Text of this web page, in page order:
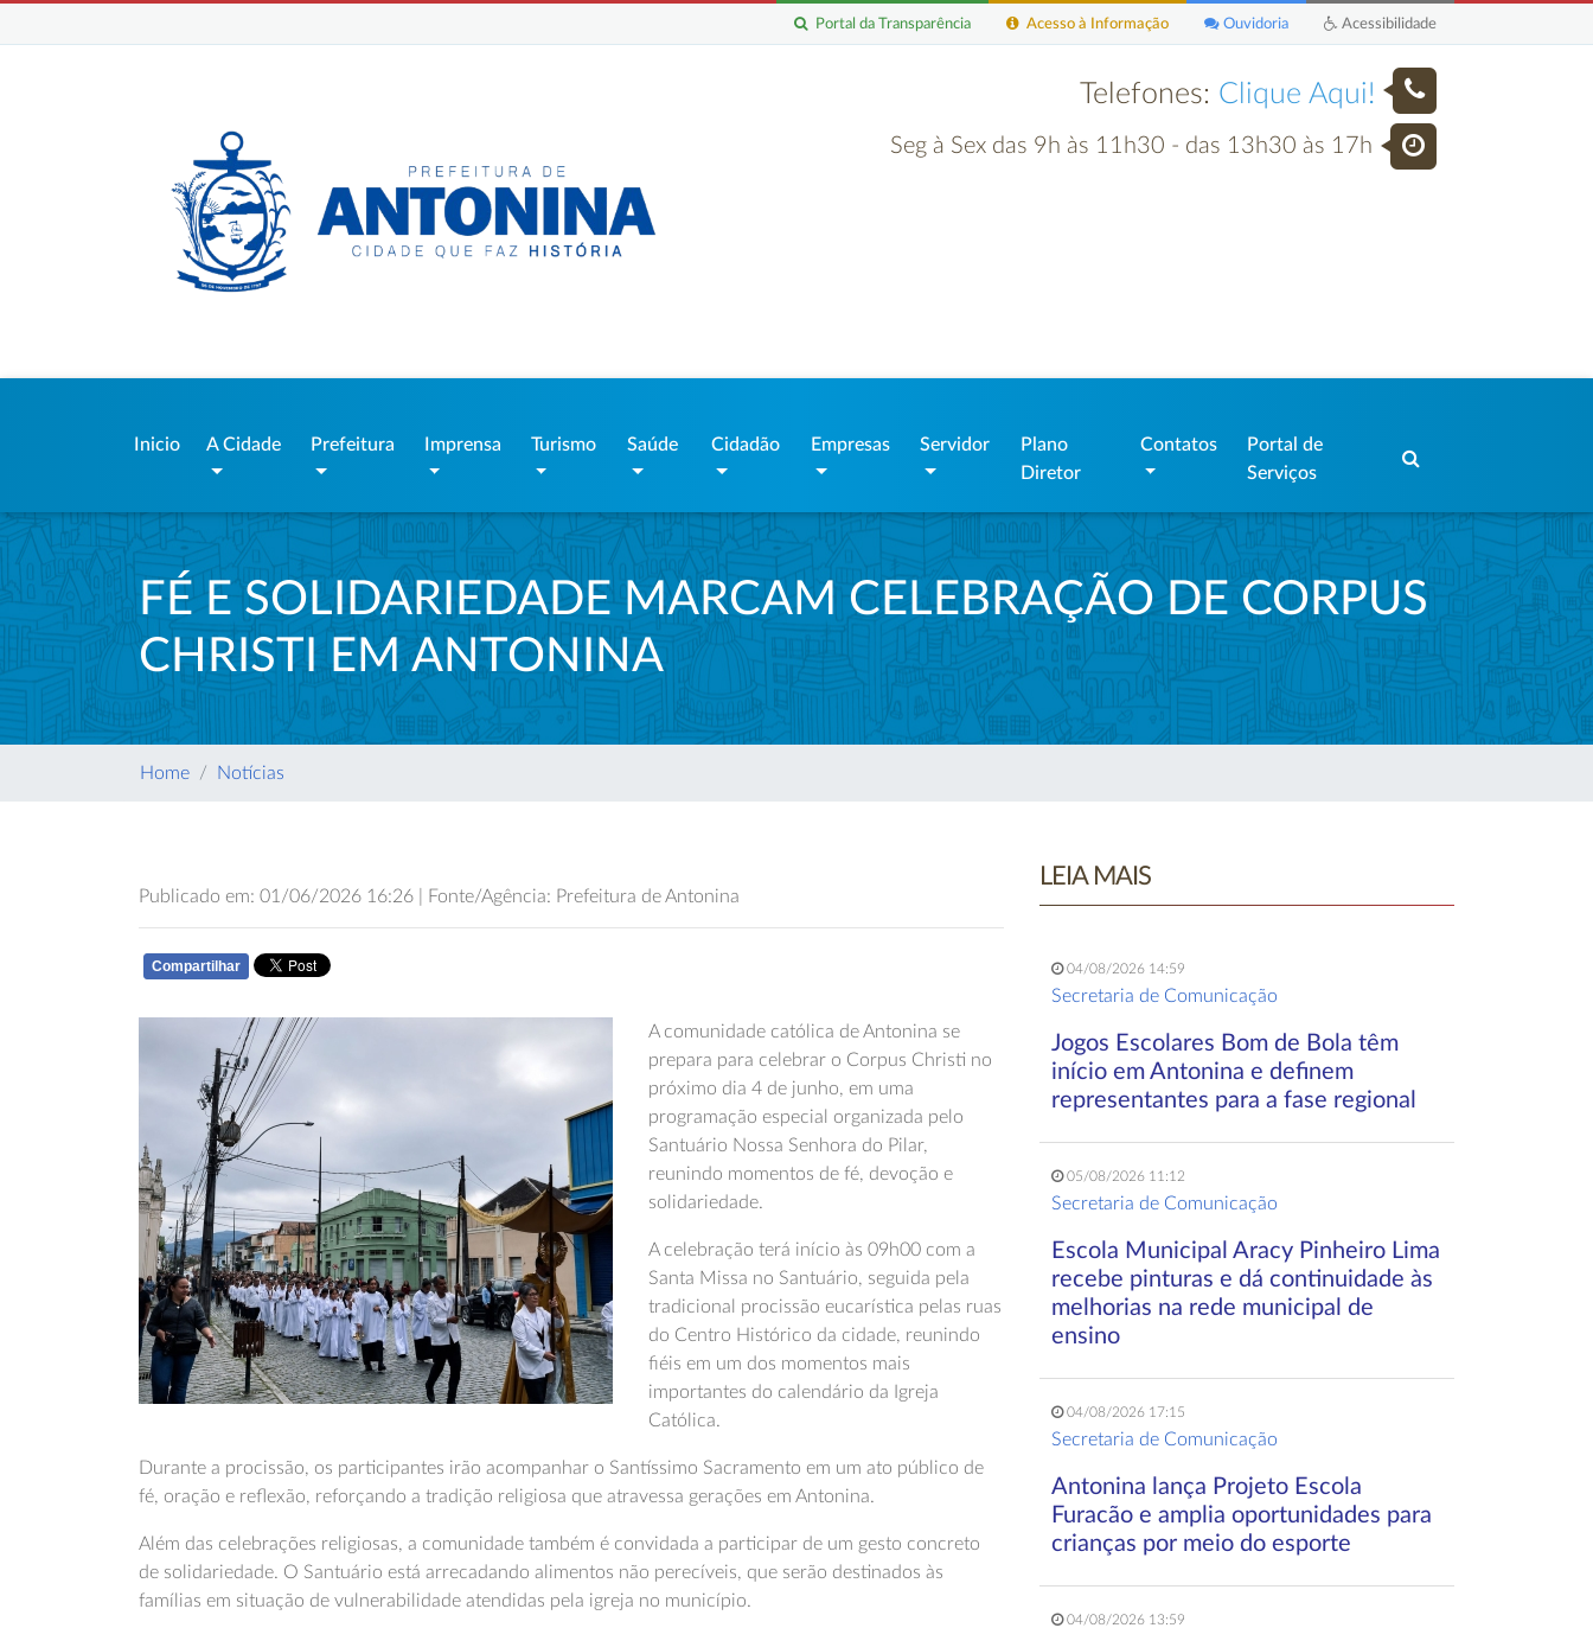
Acessibilidade
Ouvidoria
Acesso à Informação
Portal da Transparência
Telefones: Clique Aqui!
Seg à Sex das 9h às 11h30 - das 13h30 às 17h
Inicio A Cidade Prefeitura Imprensa Turismo Saúde Cidadão Empresas Servidor
Plano
Diretor
Contatos
Portal de
Serviços
FÉ E SOLIDARIEDADE MARCAM CELEBRAÇÃO DE CORPUS
CHRISTI EM ANTONINA
Home Notícias
Publicado em: 01/06/2026 16:26 | Fonte/Agência: Prefeitura de Antonina
Compartilhar
A comunidade católica de Antonina se
prepara para celebrar o Corpus Christi no
próximo dia 4 de junho, em uma
programação especial organizada pelo
Santuário Nossa Senhora do Pilar,
reunindo momentos de fé, devoção e
solidariedade.
A celebração terá início às 09h00 com a
Santa Missa no Santuário, seguida pela
tradicional procissão eucarística pelas ruas
do Centro Histórico da cidade, reunindo
fiéis em um dos momentos mais
importantes do calendário da Igreja
Católica.
Durante a procissão, os participantes irão acompanhar o Santíssimo Sacramento em um ato público de
fé, oração e reflexão, reforçando a tradição religiosa que atravessa gerações em Antonina.
Além das celebrações religiosas, a comunidade também é convidada a participar de um gesto concreto
de solidariedade. O Santuário está arrecadando alimentos não perecíveis, que serão destinados às
famílias em situação de vulnerabilidade atendidas pela igreja no município.
LEIA MAIS
04/08/2026 14:59
Secretaria de Comunicação
Jogos Escolares Bom de Bola têm
início em Antonina e definem
representantes para a fase regional
05/08/2026 11:12
Secretaria de Comunicação
Escola Municipal Aracy Pinheiro Lima
recebe pinturas e dá continuidade às
melhorias na rede municipal de
ensino
04/08/2026 17:15
Secretaria de Comunicação
Antonina lança Projeto Escola
Furacão e amplia oportunidades para
crianças por meio do esporte
04/08/2026 13:59